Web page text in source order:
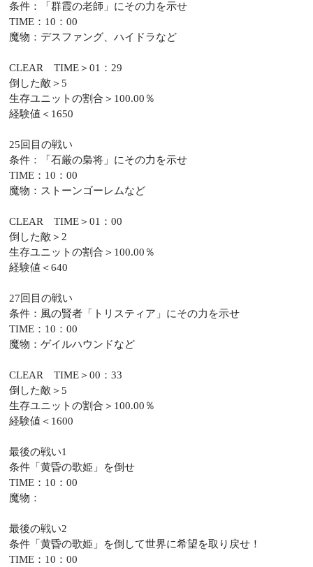
条件：「群霞の老師」にその力を示せ
TIME：10：00
魔物：デスファング、ハイドラなど
CLEAR TIME＞01：29
倒した敵＞5
生存ユニットの割合＞100.00％
経験値＜1650
25回目の戦い
条件：「石厳の梟将」にその力を示せ
TIME：10：00
魔物：ストーンゴーレムなど
CLEAR TIME＞01：00
倒した敵＞2
生存ユニットの割合＞100.00％
経験値＜640
27回目の戦い
条件：風の賢者「トリスティア」にその力を示せ
TIME：10：00
魔物：ゲイルハウンドなど
CLEAR TIME＞00：33
倒した敵＞5
生存ユニットの割合＞100.00％
経験値＜1600
最後の戦い1
条件「黄昏の歌姫」を倒せ
TIME：10：00
魔物：
最後の戦い2
条件「黄昏の歌姫」を倒して世界に希望を取り戻せ！
TIME：10：00